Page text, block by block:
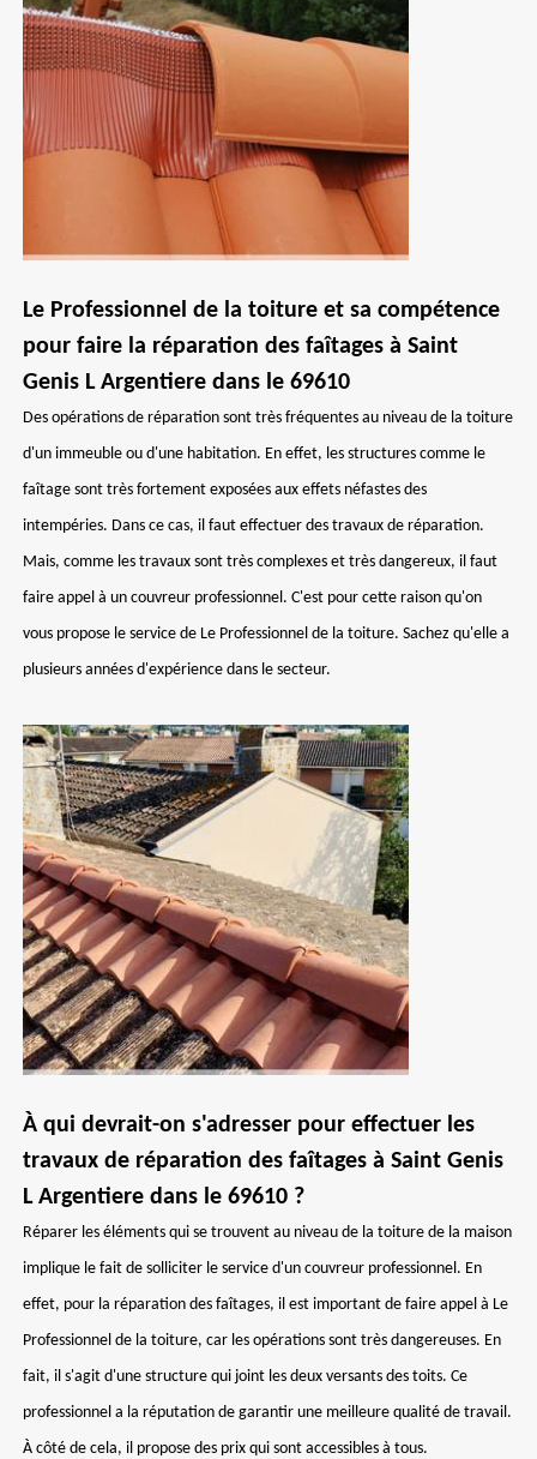
Le Professionnel de la toiture et sa compétence
pour faire la réparation des faîtages à Saint
Genis L Argentiere dans le 69610
Des opérations de réparation sont très fréquentes au niveau de la toiture
d'un immeuble ou d'une habitation. En effet, les structures comme le
faîtage sont très fortement exposées aux effets néfastes des
intempéries. Dans ce cas, il faut effectuer des travaux de réparation.
Mais, comme les travaux sont très complexes et très dangereux, il faut
faire appel à un couvreur professionnel. C'est pour cette raison qu'on
vous propose le service de Le Professionnel de la toiture. Sachez qu'elle a
plusieurs années d'expérience dans le secteur.
À qui devrait-on s'adresser pour effectuer les
travaux de réparation des faîtages à Saint Genis
L Argentiere dans le 69610 ?
Réparer les éléments qui se trouvent au niveau de la toiture de la maison
implique le fait de solliciter le service d'un couvreur professionnel. En
effet, pour la réparation des faîtages, il est important de faire appel à Le
Professionnel de la toiture, car les opérations sont très dangereuses. En
fait, il s'agit d'une structure qui joint les deux versants des toits. Ce
professionnel a la réputation de garantir une meilleure qualité de travail.
À côté de cela, il propose des prix qui sont accessibles à tous.